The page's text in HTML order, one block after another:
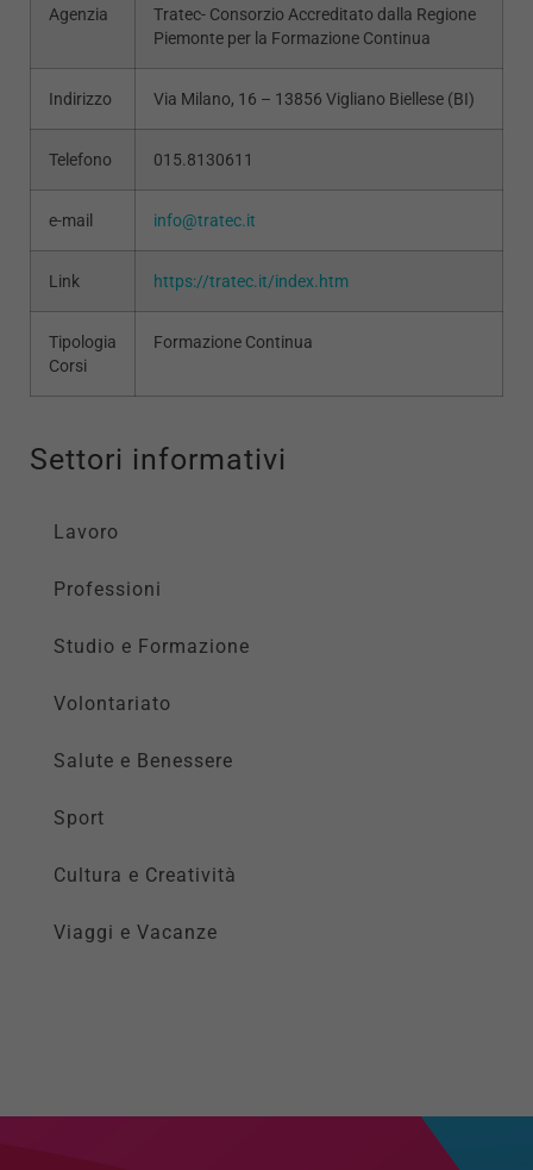
Agenzia
Tratec- Consorzio Accreditato dalla Regione
Piemonte per la Formazione Continua
Indirizzo Via Milano, 16 – 13856 Vigliano Biellese (BI)
Telefono 015.8130611
e-mail info@tratec.it
Link https://tratec.it/index.htm
Tipologia
Corsi
Formazione Continua
Settori informativi
Lavoro
Professioni
Studio e Formazione
Volontariato
Salute e Benessere
Sport
Cultura e Creatività
Viaggi e Vacanze
Tecnici
Questi cookie
funzionamento
del sito e non
disabilitati.
informazioni
personali.